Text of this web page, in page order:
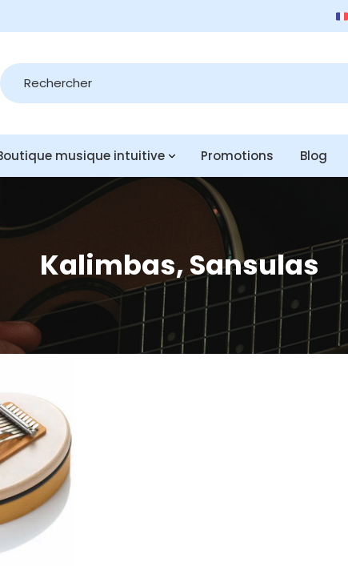
Recherche
de
produits
musique intuitive Promotions Blog
Kalimbas, Sansulas